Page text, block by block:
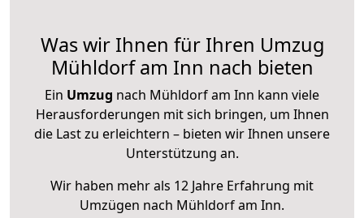
Was wir Ihnen für Ihren Umzug
Mühldorf am Inn nach bieten
Ein Umzug nach Mühldorf am Inn kann viele
Herausforderungen mit sich bringen, um Ihnen
die Last zu erleichtern – bieten wir Ihnen unsere
Unterstützung an.
Wir haben mehr als 12 Jahre Erfahrung mit
Umzügen nach Mühldorf am Inn.